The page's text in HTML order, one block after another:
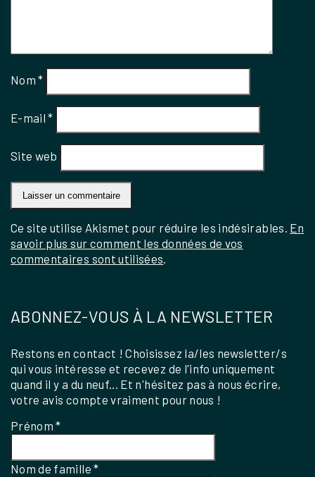
Nom*
E-mail*
Site web
Ce site utilise Akismet pour réduire les indésirables. En
savoir plus sur comment les données de vos
commentaires sont utilisées.
ABONNEZ-VOUS À LA NEWSLETTER
Restons en contact ! Choisissez la/les newsletter/s
qui vous intéresse et recevez de l'info uniquement
quand il y a du neuf... Et n'hésitez pas à nous écrire,
votre avis compte vraiment pour nous !
Prénom*
Nom de famille*